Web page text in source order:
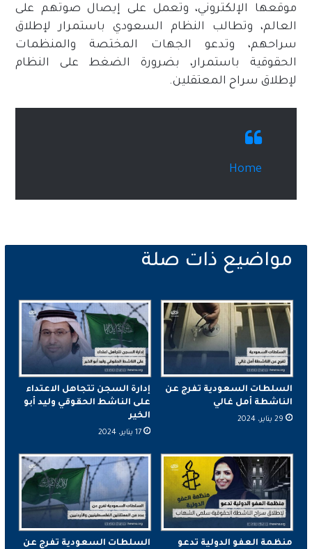
موقعها الإلكتروني، وتعمل على إيصال صوتهم على
العالم، وتطالب النظام السعودي باستمرار لإطلاق
سراحهم، وتدعو الجهات المختصة والمنظمات
الحقوقية باستمرار، بضرورة الضغط على النظام
لإطلاق سراح المعتقلين.
Home
السلطات السعودية تفرج عن
الناشطة أمل غالي
29 يناير، 2024
إدارة السجن تتجاهل الاعتداء
على الناشط الحقوقي وليد أبو
الخير
17 يناير، 2024
منظمة العفو الدولية تدعو
السلطات السعودية تفرج عن